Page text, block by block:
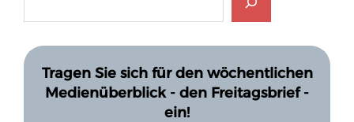
Tragen Sie sich für den wöchentlichen
Medienüberblick - den Freitagsbrief -
ein!